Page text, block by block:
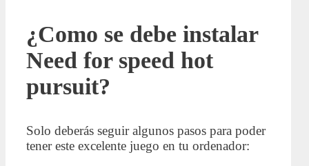
¿Como se debe instalar
Need for speed hot
pursuit?
Solo deberás seguir algunos pasos para poder
tener este excelente juego en tu ordenador: